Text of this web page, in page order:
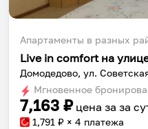
Апартаменты в разных
Live in comfort на
Домодедово, ул.
Мгновенное
7,163 ₽ цена за за
1,791 ₽ × 4 платежа